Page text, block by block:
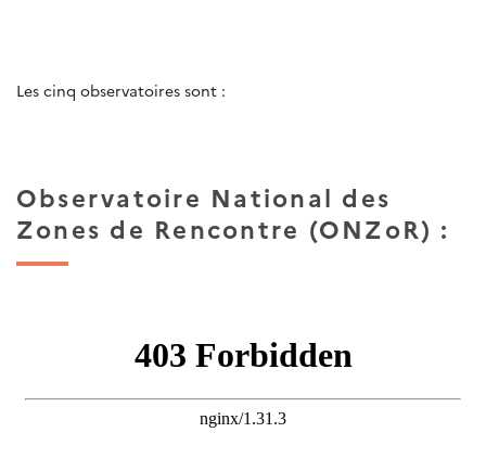
Les cinq observatoires sont :
Observatoire National des
Zones de Rencontre (ONZoR) :